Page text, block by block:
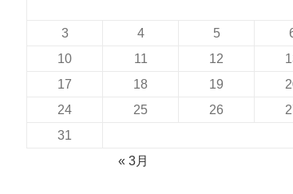
3
4 5
10
11 12
17
18 19
24
25 26
31
« 3月